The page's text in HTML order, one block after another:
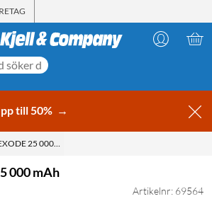
till 50% →
25 000 MAH
000 mAh
Artikelnr: 69564